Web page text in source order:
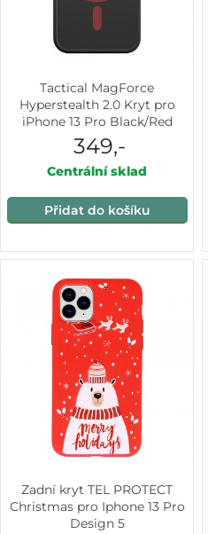
Tactical MagForce
Hyperstealth 2.0 Kryt pro
iPhone 13 Pro Black/Red
349,-
Centrální sklad
Přidat do košíku
Zadní kryt TEL PROTECT
Christmas pro Iphone 13 Pro
Design 5